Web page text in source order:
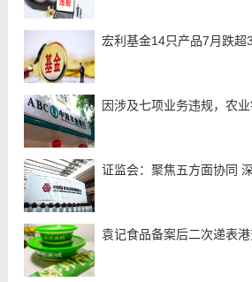
宏利基金14只产品7月跌超
因涉及七项业务违规，农
证监会：聚焦五方面协同
袁记食品备案后二次递表